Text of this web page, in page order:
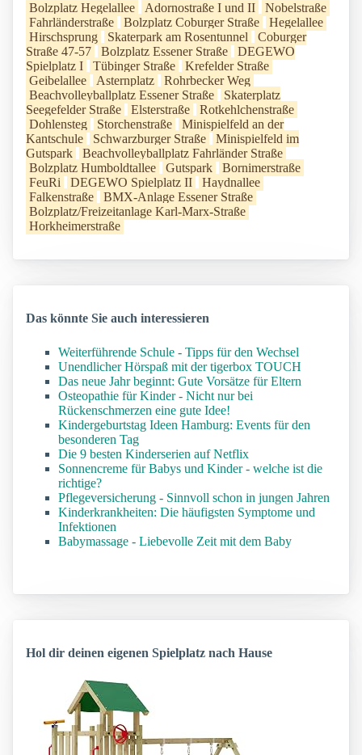
Bolzplatz Hegelallee Adornostraße I und II
Nobelstraße
Fahrländerstraße
Bolzplatz Coburger Straße
Hegelallee
Hirschsprung
Skaterpark am Rosentunnel
Coburger
Straße 47-57
Bolzplatz Essener Straße
DEGEWO
Spielplatz I
Tübinger Straße
Krefelder Straße
Geibelallee
Asternplatz
Rohrbecker Weg
Beachvolleyballplatz Essener Straße
Skaterplatz
Seegefelder Straße
Elsterstraße
Rotkehlchenstraße
Dohlensteg
Storchenstraße
Minispielfeld an der
Kantschule
Schwarzburger Straße
Minispielfeld im
Gutspark
Beachvolleyballplatz Fahrländer Straße
Bolzplatz Humboldtallee
Gutspark
Bornimerstraße
FeuRi
DEGEWO Spielplatz II
Haydnallee
Falkenstraße
BMX-Anlage Essener Straße
Bolzplatz/Freizeitanlage Karl-Marx-Straße
Horkheimerstraße
Das könnte Sie auch interessieren
Weiterführende Schule - Tipps für den Wechsel
Unendlicher Hörspaß mit der tigerbox TOUCH
Das neue Jahr beginnt: Gute Vorsätze für Eltern
Osteopathie für Kinder - Nicht nur bei
Rückenschmerzen eine gute Idee!
Kindergeburtstag Ideen Hamburg: Events für den
besonderen Tag
Die 9 besten Kinderserien auf Netflix
Sonnencreme für Babys und Kinder - welche ist die
richtige?
Pflegeversicherung - Sinnvoll schon in jungen Jahren
Kinderkrankheiten: Die häufigsten Symptome und
Infektionen
Babymassage - Liebevolle Zeit mit dem Baby
Hol dir deinen eigenen Spielplatz nach Hause